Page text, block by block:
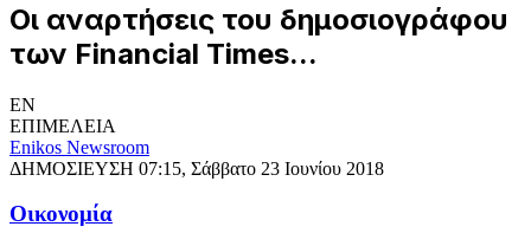
Οι αναρτήσεις του δημοσιογράφου
των Financial Times...
EN
ΕΠΙΜΕΛΕΙΑ
Enikos Newsroom
ΔΗΜΟΣΙΕΥΣΗ 07:15, Σάββατο 23 Ιουνίου 2018
Oικονομία